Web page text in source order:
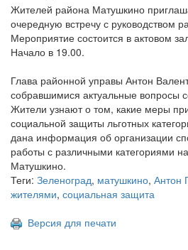
Жителей района Матушкино
очередную встречу с руководством
Мероприятие состоится в актовом
Начало в 19.00.
Глава районной управы Антон
собравшимися актуальные вопросы
Жители узнают о том, какие меры
социальной защиты льготных
дана информация об организации
работы с различными категориями
Матушкино.
Теги: Зеленоград, матушкино, Антон
жителями, социальная защита
Версия для печати